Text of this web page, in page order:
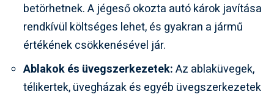
betörhetnek. A jégeső okozta autó károk javítása
rendkívül költséges lehet, és gyakran a jármű
értékének csökkenésével jár.
Ablakok és üvegszerkezetek:Az ablaküvegek,
télikertek, üvegházak és egyéb üvegszerkezetek